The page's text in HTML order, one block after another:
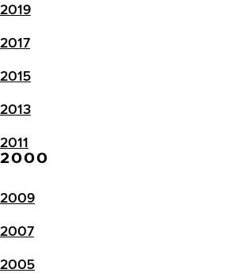
2019
2017
2015
2013
2011
2000
2009
2007
2005